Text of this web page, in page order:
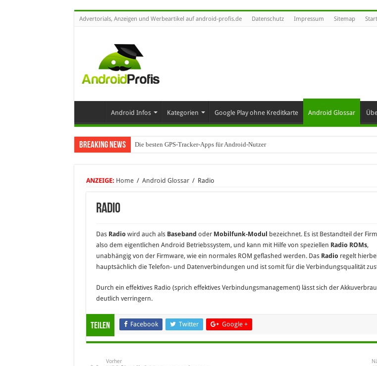
Advertorials, Anzeigen und Werbeartikel auf android-profis.de Datenschutz Impressum Sitemap
Android Infos Kategorien Google Play ohne Kreditkarte Android Glossar
Breaking News Die besten GPS-Tracker-Apps für Android-Nutzer
Umhängeband fürs Handy: Warum das praktisch ist
ANZEIGE: Home / Android Glossar / Radio
Radio
Das Radio wird auch als Baseband oder Mobilfunk-Modul bezeichnet. Es ist Bestandteil der
also dem eigentlichen Android Betriebssystem, und kann mit Hilfe von speziellen Radio ROMs,
unabhängig von der Firmware, wie ein normales ROM geflashed werden. Das Radio regelt
hauptsächlich die Telefon- und Datenverbindungen und ist somit für die Verbindungsqualität
Durch ein effektives Radio (sprich effektives Verbindungsmanagement) lässt sich der
deutlich verringern.
Teilen Facebook Twitter Google +
Vorher